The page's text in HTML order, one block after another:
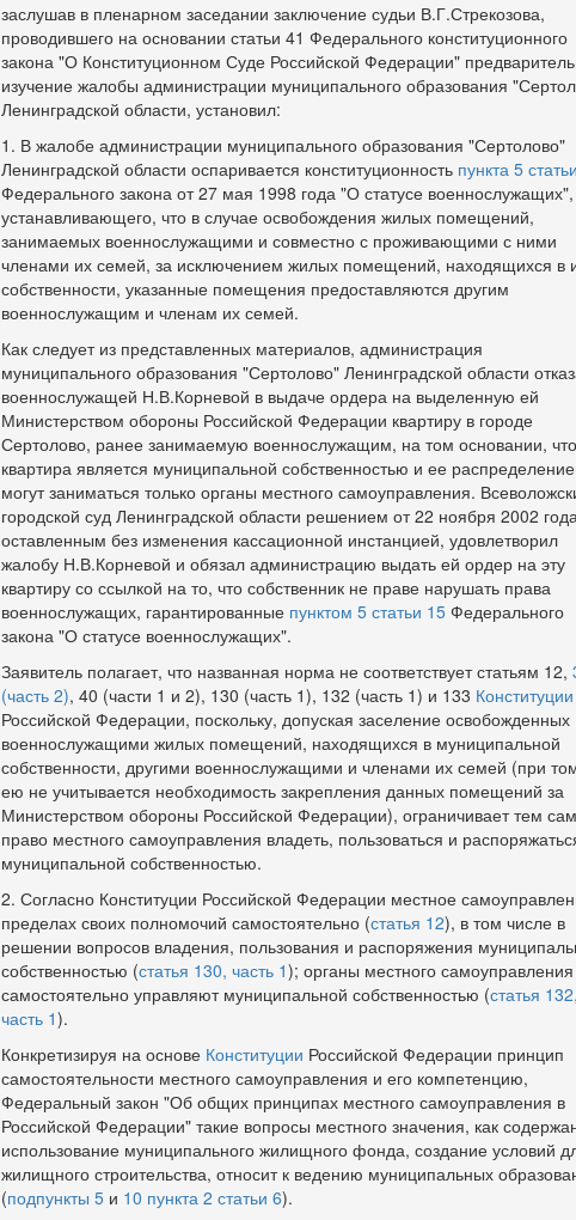
заслушав в пленарном заседании заключение судьи В.Г.Стрекозова,
проводившего на основании статьи 41 Федерального конституционного
закона "О Конституционном Суде Российской Федерации"
изучение жалобы администрации муниципального образования
Ленинградской области, установил:
1. В жалобе администрации муниципального образования "Сертолово"
Ленинградской области оспаривается конституционность пункта 5
Федерального закона от 27 мая 1998 года "О статусе военнослужащих",
устанавливающего, что в случае освобождения жилых помещений,
занимаемых военнослужащими и совместно с проживающими с ними
членами их семей, за исключением жилых помещений, находящихся в
собственности, указанные помещения предоставляются другим
военнослужащим и членам их семей.
Как следует из представленных материалов, администрация
муниципального образования "Сертолово" Ленинградской области
военнослужащей Н.В.Корневой в выдаче ордера на выделенную ей
Министерством обороны Российской Федерации квартиру в городе
Сертолово, ранее занимаемую военнослужащим, на том основании, что
квартира является муниципальной собственностью и ее
могут заниматься только органы местного самоуправления.
городской суд Ленинградской области решением от 22 ноября 2002
оставленным без изменения кассационной инстанцией, удовлетворил
жалобу Н.В.Корневой и обязал администрацию выдать ей ордер на эту
квартиру со ссылкой на то, что собственник не праве нарушать права
военнослужащих, гарантированные пунктом 5 статьи 15Федерального
закона "О статусе военнослужащих".
Заявитель полагает, что названная норма не соответствует статьям 12,
(часть 2), 40 (части 1 и 2), 130 (часть 1), 132 (часть 1) и 133 Конституции
Российской Федерации, поскольку, допуская заселение освобожденных
военнослужащими жилых помещений, находящихся в муниципальной
собственности, другими военнослужащими и членами их семей (при
ею не учитывается необходимость закрепления данных помещений за
Министерством обороны Российской Федерации), ограничивает тем
право местного самоуправления владеть, пользоваться и
муниципальной собственностью.
2. Согласно Конституции Российской Федерации местное
пределах своих полномочий самостоятельно (статья 12), в том числе в
решении вопросов владения, пользования и распоряжения
собственностью (статья 130, часть 1); органы местного самоуправления
самостоятельно управляют муниципальной собственностью (статья 132,
часть 1).
Конкретизируя на основе Конституции Российской Федерации принцип
самостоятельности местного самоуправления и его компетенцию,
Федеральный закон "Об общих принципах местного самоуправления в
Российской Федерации" такие вопросы местного значения, как
использование муниципального жилищного фонда, создание условий
жилищного строительства, относит к ведению муниципальных
(подпункты 5и 10 пункта 2 статьи 6).